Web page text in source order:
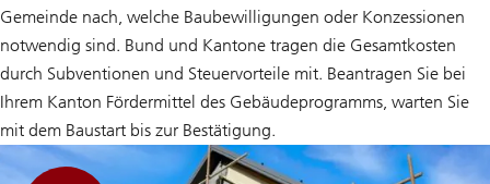
Gemeinde nach, welche Baubewilligungen oder Konzessionen
notwendig sind. Bund und Kantone tragen die Gesamtkosten
durch Subventionen und Steuervorteile mit. Beantragen Sie bei
Ihrem Kanton Fördermittel des Gebäudeprogramms, warten Sie
mit dem Baustart bis zur Bestätigung.